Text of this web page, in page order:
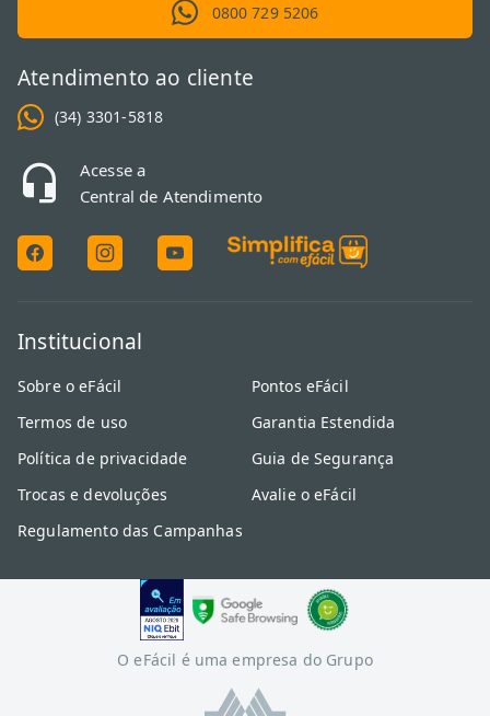
0800 729 5206
Atendimento ao cliente
(34) 3301-5818
Acesse a
Central de Atendimento
Institucional
Sobre o eFácil
Termos de uso
Política de privacidade
Trocas e devoluções
Regulamento das Campanhas
Pontos eFácil
Garantia Estendida
Guia de Segurança
Avalie o eFácil
O eFácil é uma empresa do Grupo